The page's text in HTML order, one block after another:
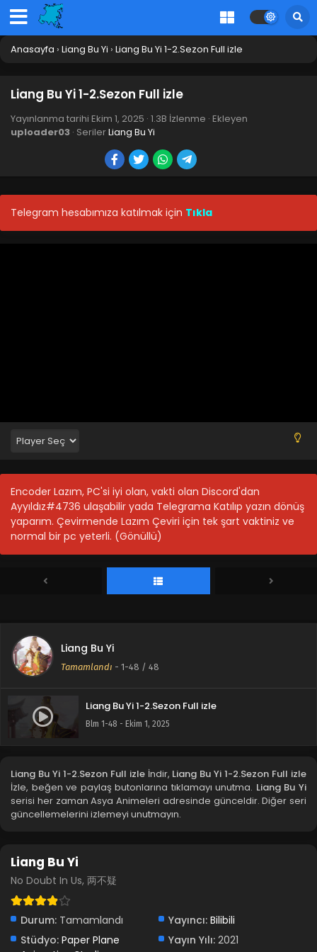
Anasayfa › Liang Bu Yi › Liang Bu Yi 1-2.Sezon Full izle
Liang Bu Yi 1-2.Sezon Full izle
Yayınlanma tarihi Ekim 1, 2025 · 1.3B İzlenme · Ekleyen
uploader03 · SerilerLiang Bu Yi
Telegram hesabımıza katılmak için Tıkla
Encoder Lazım, PC'si iyi olan, vakti olan Discord'dan
Ayyıldız#4736 ulaşabilir yada Telegrama Katılıp yazın dönüş
yaparım. Çevirmende Lazım Çeviri için tek şart vaktiniz ve
normal bir pc yeterli. (Gönüllü)
Liang Bu Yi
Tamamlandı - 1-48 / 48
Liang Bu Yi 1-2.Sezon Full izle
Blm 1-48 - Ekim 1, 2025
Liang Bu Yi 1-2.Sezon Full izleİndir, Liang Bu Yi 1-2.Sezon Full izle
İzle, beğen ve paylaş butonlarına tıklamayı unutma. Liang Bu Yi
serisi her zaman Asya Animeleri adresinde günceldir. Diğer seri
güncellemelerini izlemeyi unutmayın.
Liang Bu Yi
No Doubt In Us, 两不疑
Durum: Tamamlandı Yayıncı: Bilibili
Stüdyo: Paper Plane
Yayın Yılı: 2021